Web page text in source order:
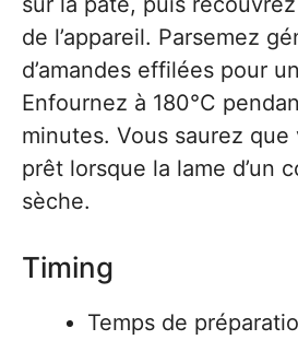
de l’appareil. Parsemez
d’amandes effilées pour
Enfournez à 180°C
minutes. Vous saurez
prêt lorsque la lame d’un
sèche.
Timing
Temps de